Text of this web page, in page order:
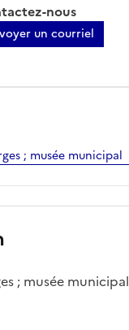
nous
un courriel
; musée municipal
; musée municipal